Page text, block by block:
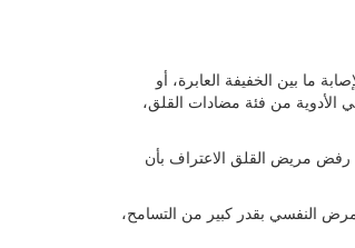
ما بين الخفيفة العابرة، أو
الأدوية من فئة مضادات القلق،
رفض مريض القلق الاعتراف بأن
النفسي بقدر كبير من التسامح،